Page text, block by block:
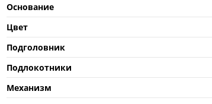
Основание
Цвет
Подголовник
Подлокотники
Механизм